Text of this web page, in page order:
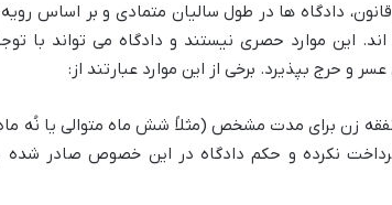
دادگاه ها در طول سالیان متمادی و بر اساس
این موارد حصری نیستند و دادگاه می تواند با
و حرج بپذیرد. برخی از این موارد عبارتند از:
زن برای مدت مشخص (مثلاً شش ماه متوالی یا نُه ماه
نکرده و حکم دادگاه در این خصوص صادر شده